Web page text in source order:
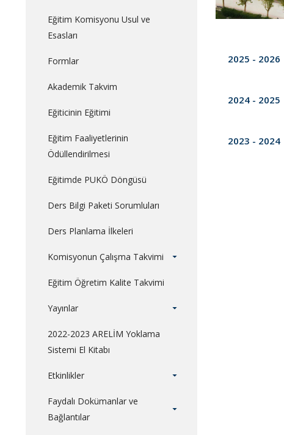
Eğitim Komisyonu Usul ve
Esasları
Formlar
Akademik Takvim
Eğiticinin Eğitimi
Eğitim Faaliyetlerinin
Ödüllendirilmesi
Eğitimde PUKÖ Döngüsü
Ders Bilgi Paketi Sorumluları
Ders Planlama İlkeleri
Komisyonun Çalışma Takvimi
Eğitim Öğretim Kalite Takvimi
Yayınlar
2022-2023 ARELİM Yoklama
Sistemi El Kitabı
Etkinlikler
Faydalı Dokümanlar ve
Bağlantılar
2025 - 2026
2024 - 2025
2023 - 2024